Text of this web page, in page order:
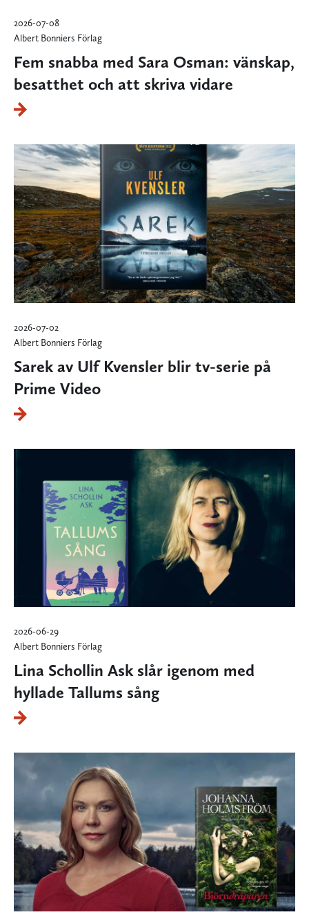
2026-07-08
Albert Bonniers Förlag
Fem snabba med Sara Osman: vänskap,
besatthet och att skriva vidare
2026-07-02
Albert Bonniers Förlag
Sarek av Ulf Kvensler blir tv-serie på
Prime Video
2026-06-29
Albert Bonniers Förlag
Lina Schollin Ask slår igenom med
hyllade Tallums sång